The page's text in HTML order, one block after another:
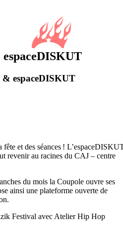
espaceDISKUT
et des séances !
revenir au racines du CAJ – centre
du mois la Coupole ouvre ses
ainsi une plateforme ouverte de
Festival avec Atelier Hip Hop